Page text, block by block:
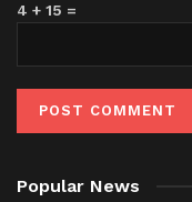
4 + 15 =
Popular News